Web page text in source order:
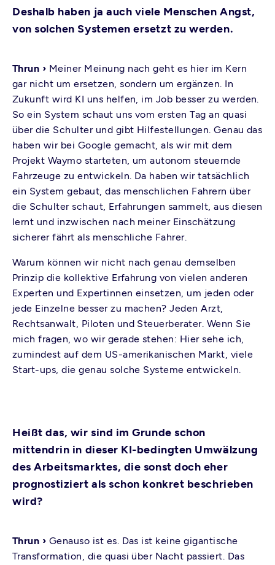
Deshalb haben ja auch viele Menschen Angst,
von solchen Systemen ersetzt zu werden.
Thrun › Meiner Meinung nach geht es hier im Kern
gar nicht um ersetzen, sondern um ergänzen. In
Zukunft wird KI uns helfen, im Job besser zu werden.
So ein System schaut uns vom ersten Tag an quasi
über die Schulter und gibt Hilfestellungen. Genau das
haben wir bei Google gemacht, als wir mit dem
Projekt Waymo starteten, um autonom steuernde
Fahrzeuge zu entwickeln. Da haben wir tatsächlich
ein System gebaut, das menschlichen Fahrern über
die Schulter schaut, Erfahrungen sammelt, aus diesen
lernt und inzwischen nach meiner Einschätzung
sicherer fährt als menschliche Fahrer.
Warum können wir nicht nach genau demselben
Prinzip die kollektive Erfahrung von vielen anderen
Experten und Expertinnen einsetzen, um jeden oder
jede Einzelne besser zu machen? Jeden Arzt,
Rechtsanwalt, Piloten und Steuerberater. Wenn Sie
mich fragen, wo wir gerade stehen: Hier sehe ich,
zumindest auf dem US-amerikanischen Markt, viele
Start-ups, die genau solche Systeme entwickeln.
Heißt das, wir sind im Grunde schon
mittendrin in dieser KI-bedingten Umwälzung
des Arbeitsmarktes, die sonst doch eher
prognostiziert als schon konkret beschrieben
wird?
Thrun › Genauso ist es. Das ist keine gigantische
Transformation, die quasi über Nacht passiert. Das